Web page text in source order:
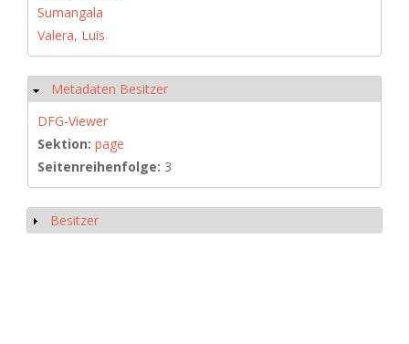
Sumangala
Valera, Luis
Ausblenden
Metadaten Besitzer
DFG-Viewer
Sektion: page
Seitenreihenfolge: 3
Anzeigen
Besitzer